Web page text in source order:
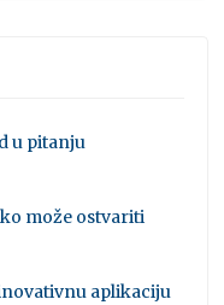
u pitanju
može ostvariti
aplikaciju